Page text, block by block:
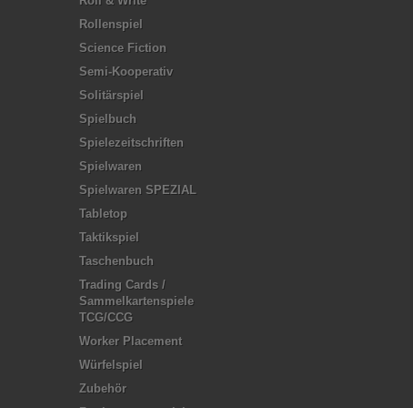
Rollenspiel
Science Fiction
Semi-Kooperativ
Solitärspiel
Spielbuch
Spielezeitschriften
Spielwaren
Spielwaren SPEZIAL
Tabletop
Taktikspiel
Taschenbuch
Trading Cards /
Sammelkartenspiele
TCG/CCG
Worker Placement
Würfelspiel
Zubehör